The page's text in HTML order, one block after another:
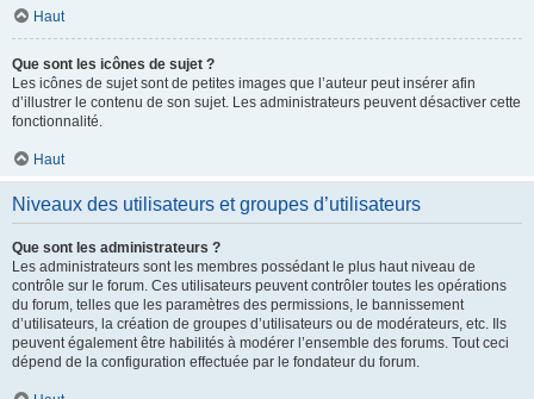
Haut
Que sont les icônes de sujet ?
Les icônes de sujet sont de petites images que l’auteur peut insérer afin
d’illustrer le contenu de son sujet. Les administrateurs peuvent désactiver cette
fonctionnalité.
Haut
Niveaux des utilisateurs et groupes d’utilisateurs
Que sont les administrateurs ?
Les administrateurs sont les membres possédant le plus haut niveau de
contrôle sur le forum. Ces utilisateurs peuvent contrôler toutes les opérations
du forum, telles que les paramètres des permissions, le bannissement
d’utilisateurs, la création de groupes d’utilisateurs ou de modérateurs, etc. Ils
peuvent également être habilités à modérer l’ensemble des forums. Tout ceci
dépend de la configuration effectuée par le fondateur du forum.